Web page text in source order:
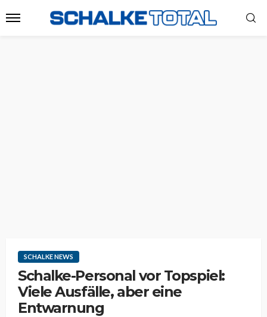
SCHALKE NEWS
Schalke-Personal vor Topspiel:
Viele Ausfälle, aber eine
Entwarnung